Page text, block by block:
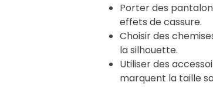
Porter des
effets de cassure.
Choisir des
la silhouette.
Utiliser des
marquent la taille